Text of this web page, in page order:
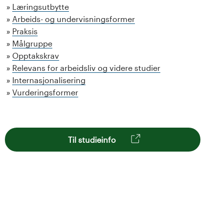
Læringsutbytte
Arbeids- og undervisningsformer
Praksis
Målgruppe
Opptakskrav
Relevans for arbeidsliv og videre studier
Internasjonalisering
Vurderingsformer
Til studieinfo